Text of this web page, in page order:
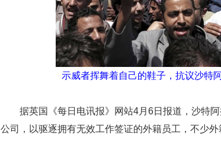
示威者挥舞着自己的鞋子，抗议沙特
据英国《每日电讯报》网站4月6日报道，沙特
公司，以驱逐拥有无效工作签证的外籍员工，不少